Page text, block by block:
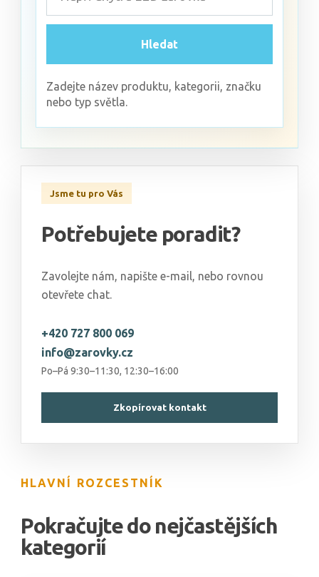
Hledat
Zadejte název produktu, kategorii, značku
nebo typ světla.
Jsme tu pro Vás
Potřebujete poradit?
Zavolejte nám, napište e-mail, nebo rovnou
otevřete chat.
+420 727 800 069
info@zarovky.cz
Po–Pá 9:30–11:30, 12:30–16:00
Zkopírovat kontakt
HLAVNÍ ROZCESTNÍK
Pokračujte do nejčastějších
kategorií